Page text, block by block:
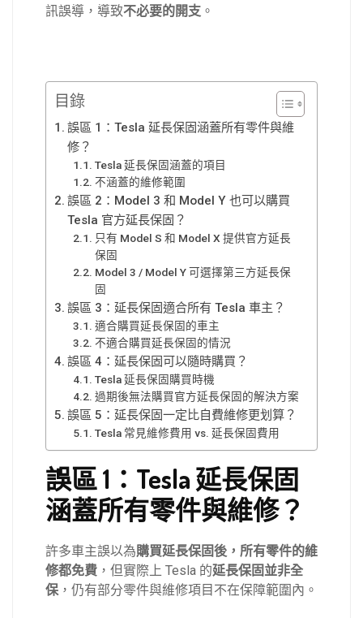
訊誤導，導致不必要的開支 。
目錄
誤區 1：Tesla 延長保固涵蓋所有零件與維
修？
Tesla 延長保固涵蓋的項目
不涵蓋的維修範圍
誤區 2：Model 3 和 Model Y 也可以購買
Tesla 官方延長保固？
只有 Model S 和 Model X 提供官方延長
保固
Model 3 / Model Y 可選擇第三方延長保
固
誤區 3：延長保固適合所有 Tesla 車主？
適合購買延長保固的車主
不適合購買延長保固的情況
誤區 4：延長保固可以隨時購買？
Tesla 延長保固購買時機
過期後無法購買官方延長保固的解決方案
誤區 5：延長保固一定比自費維修更划算？
Tesla 常見維修費用 vs. 延長保固費用
誤區 1：Tesla 延長保固
涵蓋所有零件與維修？
許多車主誤以為購買延長保固後，所有零件的維
修都免費 ，但實際上 Tesla 的延長保固並非全
保，仍有部分零件與維修項目不在保障範圍內。